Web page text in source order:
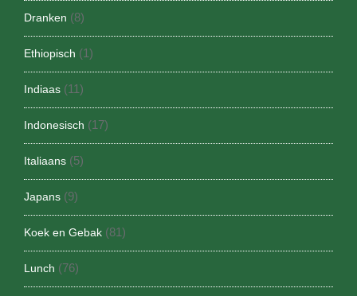
Dranken (8)
Ethiopisch (1)
Indiaas (11)
Indonesisch (17)
Italiaans (5)
Japans (9)
Koek en Gebak (81)
Lunch (76)